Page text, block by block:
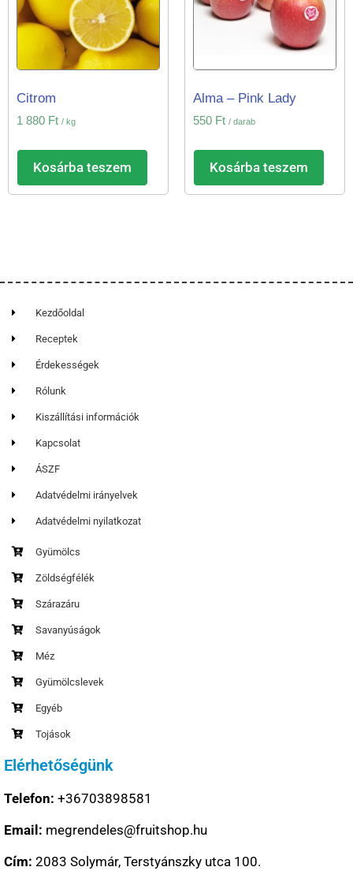
Citrom
1 880 Ft / kg
Kosárba teszem
Alma – Pink Lady
550 Ft / darab
Kosárba teszem
Kezdőoldal
Receptek
Érdekességek
Rólunk
Kiszállítási információk
Kapcsolat
ÁSZF
Adatvédelmi irányelvek
Adatvédelmi nyilatkozat
Gyümölcs
Zöldségfélék
Szárazáru
Savanyúságok
Méz
Gyümölcslevek
Egyéb
Tojások
Elérhetőségünk
Telefon: +36703898581
Email: megrendeles@fruitshop.hu
Cím: 2083 Solymár, Terstyánszky utca 100.